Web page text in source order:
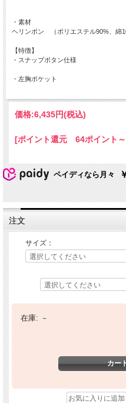
・素材
ヘリンボン （ポリエステル90%、綿
【特徴】
・スナップボタン仕様
・左胸ポケット
価格:6,435円(税込)
[ポイント還元 64ポイント
ペイディなら月々
注文
サイズ：
在庫: －